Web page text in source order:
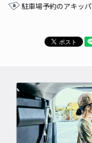
駐車場予約のアキッパ